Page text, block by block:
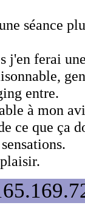
séance
j'en ferai
entre.
à mon
ce que ça